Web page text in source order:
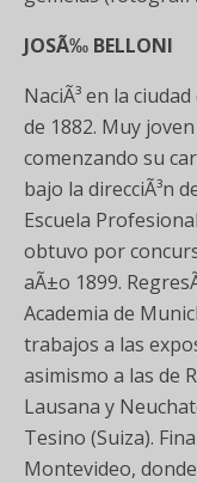
JOSÃ‰ BELLONI
NaciÃ³ en la
de 1882. Muy
comenzando su
bajo la direcciÃ³n
Escuela
obtuvo por
aÃ±o 1899.
Academia de
trabajos a las
asimismo a las de
Lausana y
Tesino (Suiza).
Montevideo,